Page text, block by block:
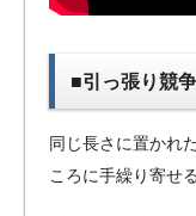
■引っ張り競争
同じ長さに置かれ
ころに手繰り寄せ